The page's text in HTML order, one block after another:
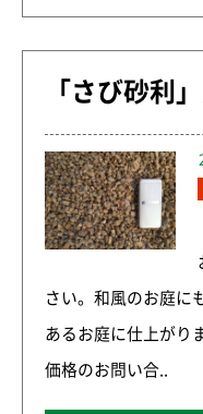
「さび砂利
さい。和風のお庭
あるお庭に仕上がり
価格のお問い合..